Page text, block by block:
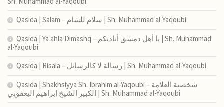
Qasida | Salam – سلام للشام | Sh. Muhammad al-Yaqoubi
Qasida | Ya ahla Dimashq – يا أهل دمشق أناديكم | Sh. Muhammad
al-Yaqoubi
Qasida | Risala – رسالة لا كالرسائل | Sh. Muhammad al-Yaqoubi
Qasida | Shakhsiyya Sh. Ibrahim al-Yaqoubi – شخصية العلامة
الكبير الشيخ إبراهيم اليعقوبي | Sh. Muhammad al-Yaqoubi